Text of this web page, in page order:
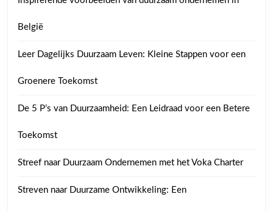
België
Leer Dagelijks Duurzaam Leven: Kleine Stappen voor een
Groenere Toekomst
De 5 P’s van Duurzaamheid: Een Leidraad voor een Betere
Toekomst
Streef naar Duurzaam Ondernemen met het Voka Charter
Streven naar Duurzame Ontwikkeling: Een